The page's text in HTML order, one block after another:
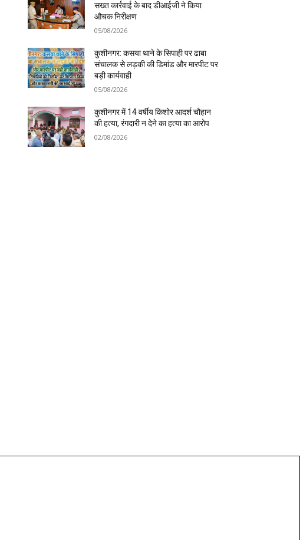
सख्त कार्रवाई के बाद डीआईजी ने किया
औचक निरीक्षण
05/08/2026
कुशीनगर: कसया थाने के सिपाही पर ढाबा
संचालक से लड़की की डिमांड और मारपीट पर
बड़ी कार्यवाही
05/08/2026
कुशीनगर में 14 वर्षीय किशोर आदर्श चौहान
की हत्या, रंगदारी न देने का हत्या का आरोप
02/08/2026